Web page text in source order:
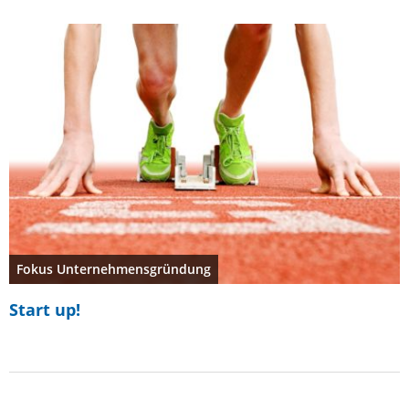
Fokus Unternehmensgründung
Start up!